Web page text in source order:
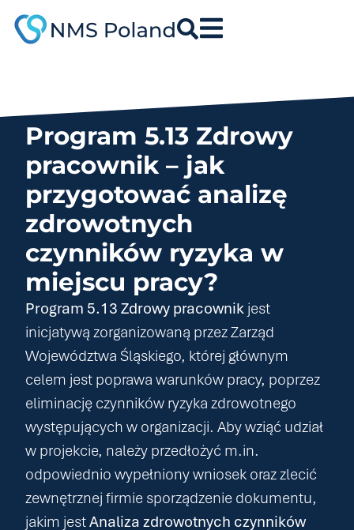
treści
Program 5.13 Zdrowy
pracownik – jak
przygotować analizę
zdrowotnych
czynników ryzyka w
miejscu pracy?
Program 5.13 Zdrowy pracownik jest
inicjatywą zorganizowaną przez Zarząd
Województwa Śląskiego, której głównym
celem jest poprawa warunków pracy, poprzez
eliminację czynników ryzyka zdrowotnego
występujących w organizacji. Aby wziąć udział
w projekcie, należy przedłożyć m.in.
odpowiednio wypełniony wniosek oraz zlecić
zewnętrznej firmie sporządzenie dokumentu,
jakim jestAnaliza zdrowotnych czynników